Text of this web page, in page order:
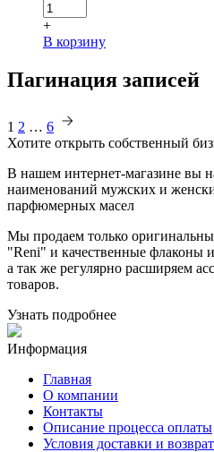
+
В корзину
Пагинация записей
1 2 … 6
Хотите открыть собственный
В нашем интернет-магазине вы
наименований мужских и
парфюмерных масел
Мы продаем только
"Reni" и качественные флаконы
а так же регулярно расширяем
товаров.
Узнать подробнее
Информация
Главная
О компании
Контакты
Описание процесса оплаты
Условия доставки и